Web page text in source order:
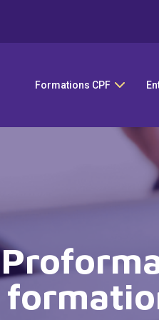
Formations CPF